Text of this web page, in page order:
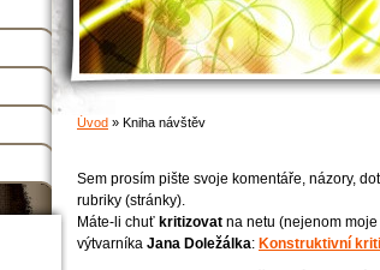
Úvod » Kniha návštěv
Sem prosím pište svoje komentáře, názory,
rubriky (stránky).
Máte-li chuť kritizovat na netu (nejenom
výtvarníka Jana Doležálka: Konstruktivní